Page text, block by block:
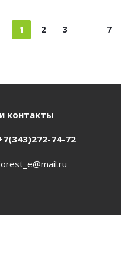
1 2 3 7
контакты
74-72